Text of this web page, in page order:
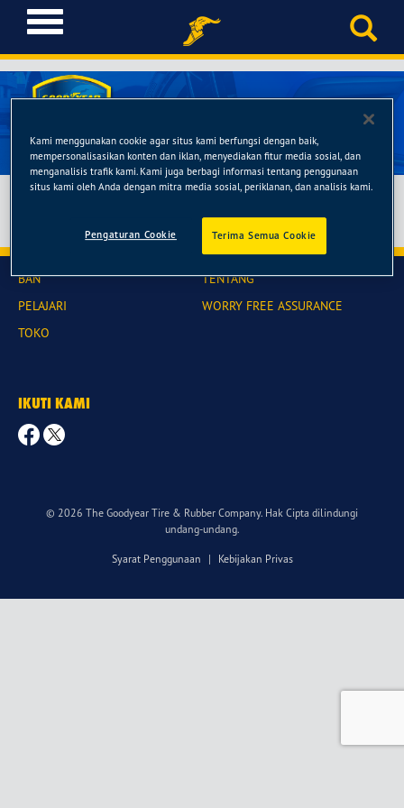
T
o
g
g
l
n
a
v
i
n
BAN
PELAJARI
TOKO
TENTANG
WORRY FREE ASSURANCE
IKUTI KAMI
© 2026 The Goodyear Tire & Rubber Company. Hak Cipta dilindungi
undang-undang.
Syarat Penggunaan | Kebijakan Privas
Kami menggunakan cookie agar situs kami berfungsi dengan baik,
mempersonalisasikan konten dan iklan, menyediakan fitur media sosial, dan
menganalisis trafik kami. Kami juga berbagi informasi tentang penggunaan
situs kami oleh Anda dengan mitra media sosial, periklanan, dan analisis kami.
Terima Semua Cookie
Pengaturan Cookie